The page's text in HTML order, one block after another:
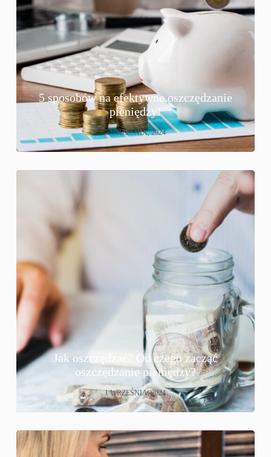
5 sposobów na efektywne oszczędzanie
pieniędzy!
5 WRZEŚNIA, 2024
Jak oszczędzać? Od czego zacząć
oszczędzanie pieniędzy?
1 WRZEŚNIA, 2024